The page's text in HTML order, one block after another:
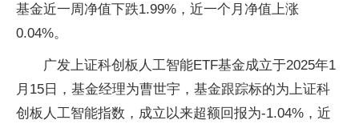
基金近一周净值下跌1.99%，近一个月净值上涨
0.04%。
广发上证科创板人工智能ETF基金成立于2025年1
月15日，基金经理为曹世宇，基金跟踪标的为上证科
创板人工智能指数，成立以来超额回报为-1.04%，近